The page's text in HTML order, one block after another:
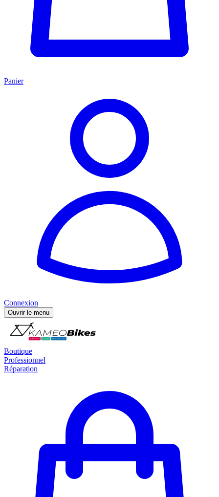
Panier
Connexion
Ouvrir le menu
Boutique
Professionnel
Réparation